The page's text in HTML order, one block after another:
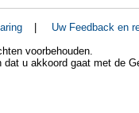
|
Uw Feedback en
voorbehouden.
u akkoord gaat met de